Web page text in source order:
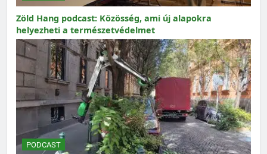
Zöld Hang podcast: Közösség, ami új alapokra
helyezheti a természetvédelmet
PODCAST